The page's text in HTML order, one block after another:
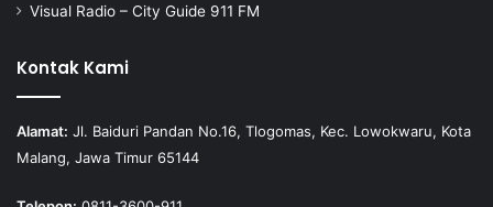
Visual Radio – City Guide 911 FM
Kontak Kami
Alamat: Jl. Baiduri Pandan No.16, Tlogomas, Kec. Lowokwaru, Kota
Malang, Jawa Timur 65144